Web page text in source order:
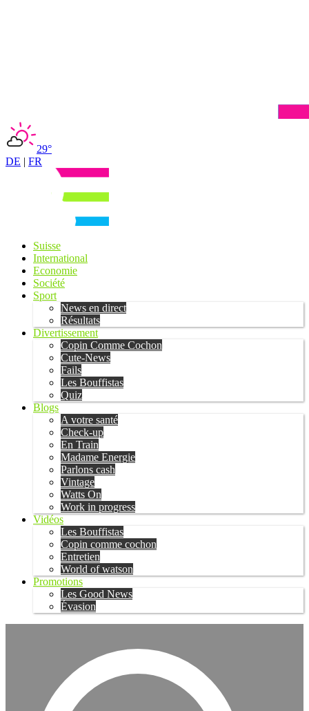
29°
DE | FR
Suisse
International
Economie
Société
Sport
News en direct
Résultats
Divertissement
Copin Comme Cochon
Cute-News
Fails
Les Bouffistas
Quiz
Blogs
A votre santé
Check-up
En Train
Madame Energie
Parlons cash
Vintage
Watts On
Work in progress
Vidéos
Les Bouffistas
Copin comme cochon
Entretien
World of watson
Promotions
Les Good News
Évasion